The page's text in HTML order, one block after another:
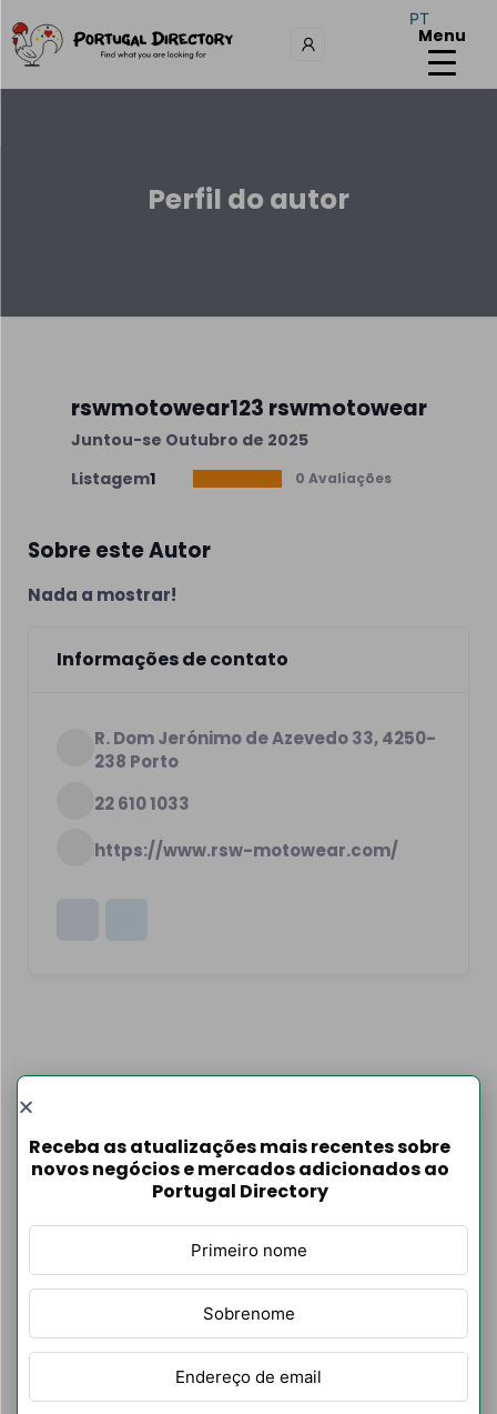
Menu
Perfil do autor
rswmotowear123 rswmotowear
Juntou-se Outubro de 2025
Listagem1 0 Avaliações
Sobre este Autor
Nada a mostrar!
Informações de contato
R. Dom Jerónimo de Azevedo 33, 4250-
238 Porto
22 610 1033
https://www.rsw-motowear.com/
autores
Categoria
PT
Receba as atualizações mais recentes sobre
novos negócios e mercados adicionados ao
Portugal Directory